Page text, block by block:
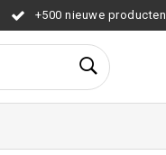
+500 nieuwe producten